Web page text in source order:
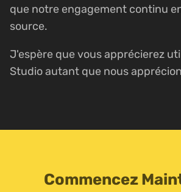
que notre engagement continu
source.
J'espère que vous apprécierez
Studio autant que nous
Commencez